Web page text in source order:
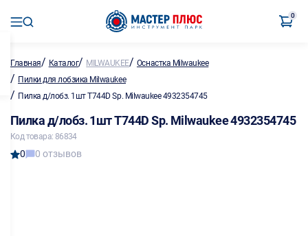
0
Главная/ Каталог/ MILWAUKEE/ Оснастка Milwaukee
/ Пилки для лобзика Milwaukee
/ Пилка д/лобз. 1шт T744D Sp. Milwaukee 4932354745
Пилка д/лобз. 1шт T744D Sp. Milwaukee 4932354745
Код товара: 86834
0 0 отзывов